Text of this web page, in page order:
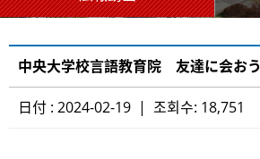
中央大学校言語教育院 友達に会おう
日付 : 2024-02-19 | 조회수: 18,751